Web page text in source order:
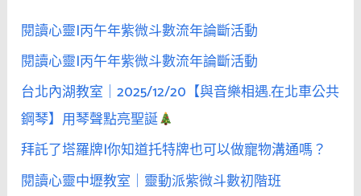
閱讀心靈|丙午年紫微斗數流年論斷活動
閱讀心靈|丙午年紫微斗數流年論斷活動
台北內湖教室｜2025/12/20【與音樂相遇.在北車公共
鋼琴】用琴聲點亮聖誕
拜託了塔羅牌|你知道托特牌也可以做寵物溝通嗎？
閱讀心靈中壢教室｜靈動派紫微斗數初階班